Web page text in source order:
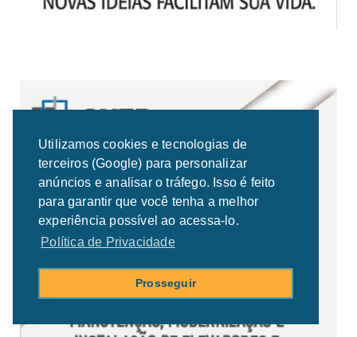
Utilizamos cookies e tecnologias de
terceiros (Google) para personalizar
anúncios e analisar o tráfego. Isso é feito
para garantir que você tenha a melhor
experiência possível ao acessa-lo.
Política de Privacidade
Prosseguir